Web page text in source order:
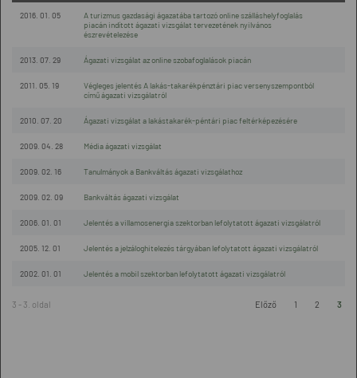
2016. 01. 05
A turizmus gazdasági ágazatába tartozó online szálláshelyfoglalás
piacán indított ágazati vizsgálat tervezetének nyilvános
észrevételezése
2013. 07. 29 Ágazati vizsgálat az online szobafoglalások piacán
2011. 05. 19
Végleges jelentés A lakás-takarékpénztári piac versenyszempontból
című ágazati vizsgálatról
2010. 07. 20 Ágazati vizsgálat a lakástakarék-péntári piac feltérképezésére
2009. 04. 28 Média ágazati vizsgálat
2009. 02. 16 Tanulmányok a Bankváltás ágazati vizsgálathoz
2009. 02. 09 Bankváltás ágazati vizsgálat
2006. 01. 01 Jelentés a villamosenergia szektorban lefolytatott ágazati vizsgálatról
2005. 12. 01 Jelentés a jelzáloghitelezés tárgyában lefolytatott ágazati vizsgálatról
2002. 01. 01 Jelentés a mobil szektorban lefolytatott ágazati vizsgálatról
3 - 3. oldal Előző 1 2 3